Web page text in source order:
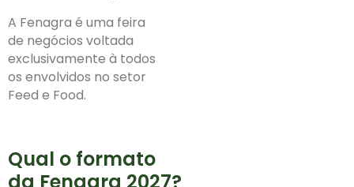
A Fenagra é uma feira
de negócios voltada
exclusivamente à todos
os envolvidos no setor
Feed e Food.
Qual o formato